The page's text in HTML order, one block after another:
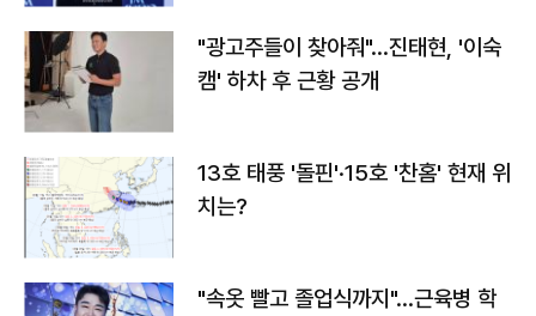
"광고주들이 찾아줘"…진태현, '이숙
캠' 하차 후 근황 공개
13호 태풍 '돌핀'·15호 '찬홈' 현재 위
치는?
"속옷 빨고 졸업식까지"…근육병 학